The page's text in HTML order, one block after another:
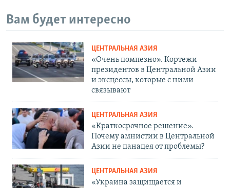
Вам будет интересно
ЦЕНТРАЛЬНАЯ АЗИЯ
«Очень помпезно». Кортежи
президентов в Центральной Азии
и эксцессы, которые с ними
связывают
ЦЕНТРАЛЬНАЯ АЗИЯ
«Краткосрочное решение».
Почему амнистии в Центральной
Азии не панацея от проблемы?
ЦЕНТРАЛЬНАЯ АЗИЯ
«Украина защищается и